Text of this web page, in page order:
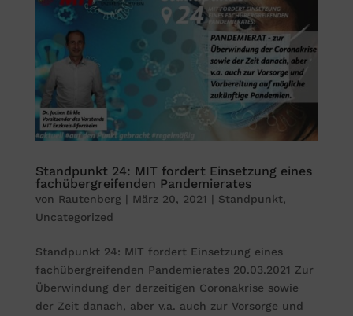
Standpunkt 24: MIT fordert Einsetzung eines
fachübergreifenden Pandemierates
von Rautenberg | März 20, 2021 | Standpunkt,
Uncategorized
Standpunkt 24: MIT fordert Einsetzung eines
fachübergreifenden Pandemierates 20.03.2021 Zur
Überwindung der derzeitigen Coronakrise sowie
der Zeit danach, aber v.a. auch zur Vorsorge und